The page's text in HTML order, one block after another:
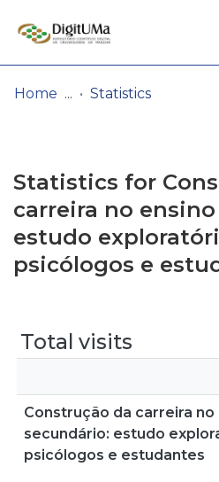
Browse repository
Entities
Log
In(current)
Home Statistics
Statistics for
carreira no
estudo
psicólogos e
Total visits
Construção da carreira no
secundário: estudo
psicólogos e estudantes